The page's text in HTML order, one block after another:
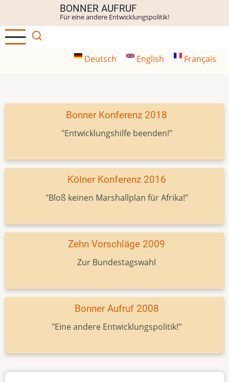
Inhalt
BONNER AUFRUF
Für eine andere Entwicklungspolitik!
Deutsch English Français
Bonner Konferenz 2018
"Entwicklungshilfe beenden!"
Kölner Konferenz 2016
"Bloß keinen Marshallplan für Afrika!"
Zehn Vorschläge 2009
Zur Bundestagswahl
Bonner Aufruf 2008
"Eine andere Entwicklungspolitik!"